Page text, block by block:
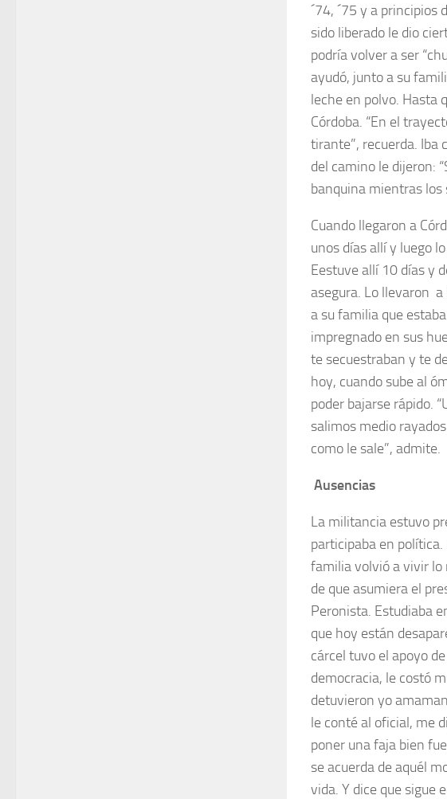
´74, ´75 y a principios
sido liberado le dio
podría volver a ser
ayudó, junto a su
leche en polvo. Hasta
Córdoba. “En el
tirante”, recuerda. Iba
del camino le dijeron:
banquina mientras los
Cuando llegaron a
unos días allí y luego
Eestuve allí 10 días y
asegura. Lo llevaron
a su familia que
impregnado en sus
te secuestraban y te
hoy, cuando sube al
poder bajarse rápido.
salimos medio
como le sale”, admite.
Ausencias
La militancia estuvo
participaba en política.
familia volvió a vivir lo
de que asumiera el
Peronista. Estudiaba
que hoy están
cárcel tuvo el apoyo
democracia, le costó
detuvieron yo
le conté al oficial, me
poner una faja bien
se acuerda de aquél
vida. Y dice que sigue